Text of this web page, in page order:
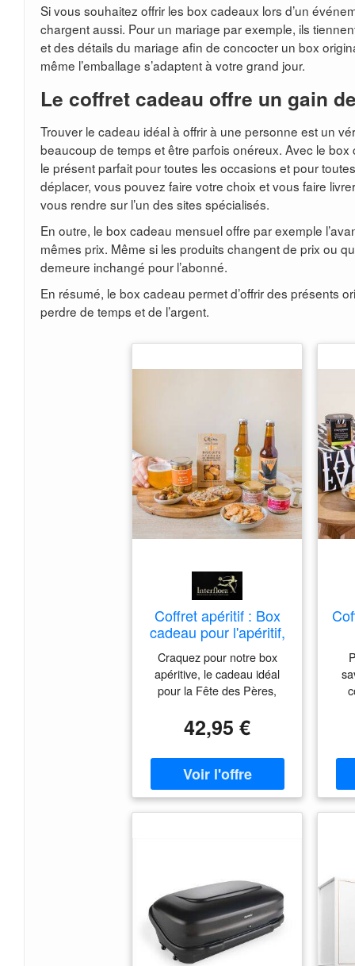
Si vous souhaitez offrir les box cadeaux lors d’un
chargent aussi. Pour un mariage par exemple, ils
et des détails du mariage afin de concocter un box
même l’emballage s’adaptent à votre grand jour.
Le coffret cadeau offre un gain
Trouver le cadeau idéal à offrir à une personne est un
beaucoup de temps et être parfois onéreux. Avec le
le présent parfait pour toutes les occasions et pour
déplacer, vous pouvez faire votre choix et vous faire
vous rendre sur l’un des sites spécialisés.
En outre, le box cadeau mensuel offre par exemple
mêmes prix. Même si les produits changent de prix ou
demeure inchangé pour l’abonné.
En résumé, le box cadeau permet d’offrir des présents
perdre de temps et de l’argent.
Coffret apéritif : Box
cadeau pour l'apéritif,
à offrir en cadeau -
Interflora
Craquez pour notre box
apéritive, le cadeau idéal
pour la Fête des Pères,
France. Tout l'essentiel
pour un apéritif réussi, à
offrir à coup sûr.
42,95 €